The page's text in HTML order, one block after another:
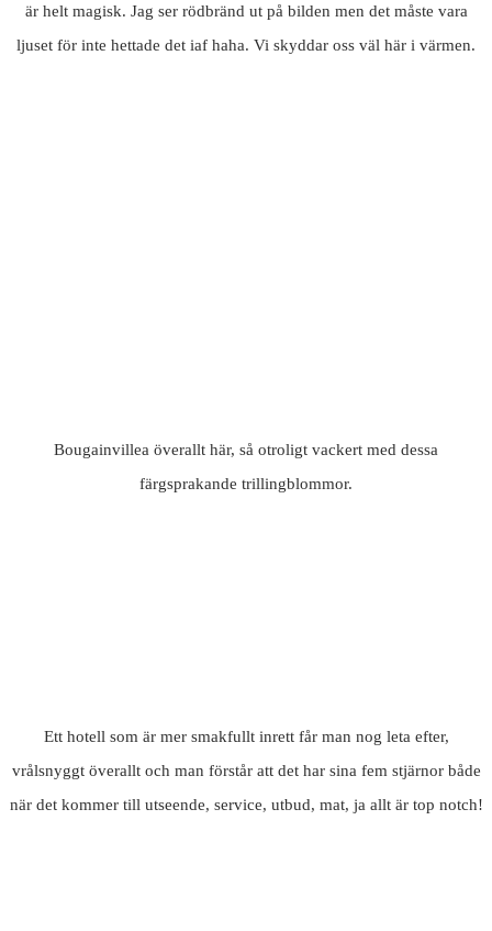
är helt magisk. Jag ser rödbränd ut på bilden men det måste vara
ljuset för inte hettade det iaf haha. Vi skyddar oss väl här i värmen.
Bougainvillea överallt här, så otroligt vackert med dessa
färgsprakande trillingblommor.
Ett hotell som är mer smakfullt inrett får man nog leta efter,
vrålsnyggt överallt och man förstår att det har sina fem stjärnor både
när det kommer till utseende, service, utbud, mat, ja allt är top notch!